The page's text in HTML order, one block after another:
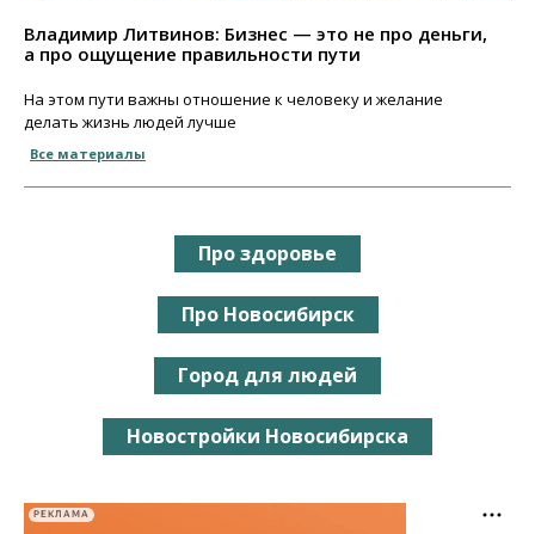
Владимир Литвинов: Бизнес — это не про деньги,
а про ощущение правильности пути
На этом пути важны отношение к человеку и желание
делать жизнь людей лучше
Все материалы
Про здоровье
Про Новосибирск
Город для людей
Новостройки Новосибирска
РЕКЛАМА